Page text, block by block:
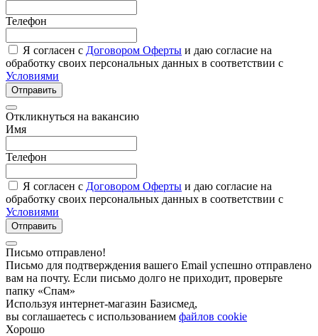
Телефон
Я согласен с Договором Оферты и даю согласие на
обработку своих персональных данных в соответствии с
Условиями
Отправить
Откликнуться на вакансию
Имя
Телефон
Я согласен с Договором Оферты и даю согласие на
обработку своих персональных данных в соответствии с
Условиями
Отправить
Письмо отправлено!
Письмо для подтверждения вашего Email успешно отправлено
вам на почту. Если письмо долго не приходит, проверьте
папку «Спам»
Используя интернет-магазин Базисмед,
вы соглашаетесь с использованием файлов cookie
Хорошо